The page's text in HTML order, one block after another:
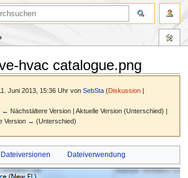
hvac catalogue.png
Juni 2013, 15:36 Uhr vonSebSta (Diskussion |
Nächstältere Version | Aktuelle Version (Unterschied) |
Version → (Unterschied)
Dateiversionen Dateiverwendung